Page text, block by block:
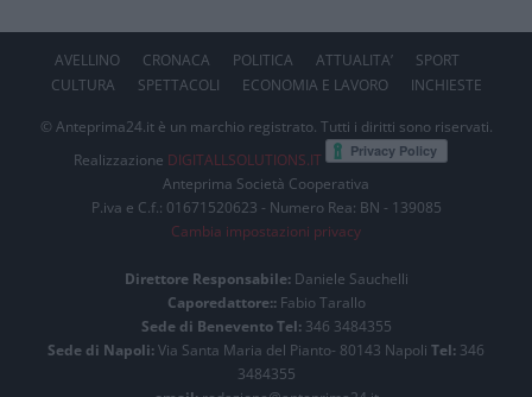
AVELLINO CRONACA POLITICA ATTUALITA’
SPORT
CULTURA
SPETTACOLI ECONOMIA E LAVORO INCHIESTE
© Anteprima24.it è un marchio registrato. Tutti i diritti sono riservati.
Realizzazione DIGITALLSOLUTIONS.IT
Anteprima Società Cooperativa
P.iva e C.f.: 01671520623 - Numero Rea: BN - 139085
Cambia impostazioni privacy
Direttore Responsabile:Daniele Sauchelli
Caporedattore::Fabio Tarallo
Sede di Benevento Tel: 346 3484355
Sede di Napoli:Via Santa Maria del Pianto- 80143 Napoli Tel: 346
3484355